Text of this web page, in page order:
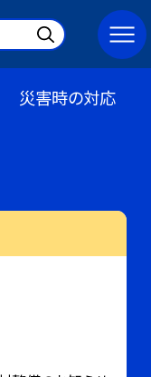
災害時の対応